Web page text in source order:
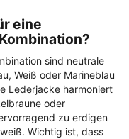
eine
sind neutrale
Weiß oder Marineblau
Lederjacke harmoniert
oder
zu erdigen
Wichtig ist, dass